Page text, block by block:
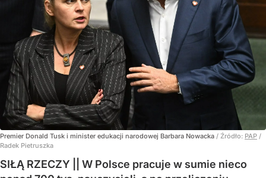
Premier Donald Tusk i minister edukacji narodowej Barbara Nowacka / Źródło: PAP /
Radek Pietruszka
SIŁĄ RZECZY || W Polsce pracuje w sumie nieco